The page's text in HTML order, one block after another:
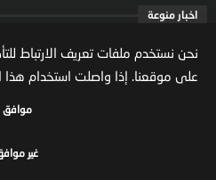
اخبار منوعة
ارتفاع ملكية
يعكس تنامي الثقة
مال واعمال
نحن نستخدم ملفات تعريف الارتباط
على موقعنا. إذا واصلت استخدام
موافق
غير